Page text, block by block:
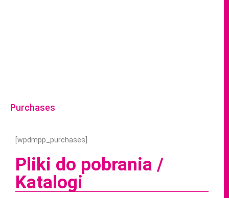
Purchases
[wpdmpp_purchases]
Pliki do pobrania /
Katalogi